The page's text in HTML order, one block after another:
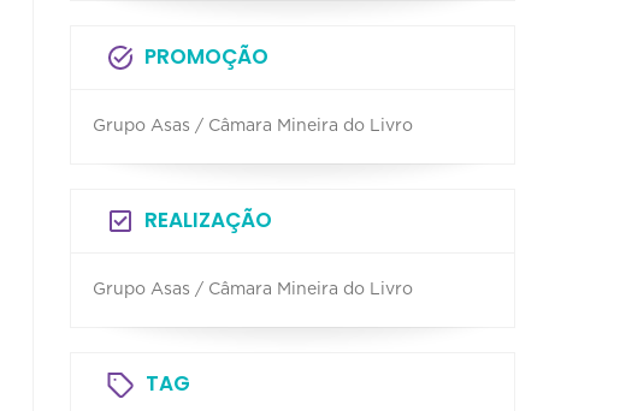
PROMOÇÃO
Grupo Asas / Câmara Mineira do Livro
REALIZAÇÃO
Grupo Asas / Câmara Mineira do Livro
TAG